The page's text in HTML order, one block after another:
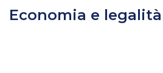
Economia e legalità